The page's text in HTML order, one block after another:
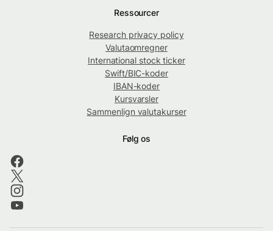
Ressourcer
Research privacy policy
Valutaomregner
International stock ticker
Swift/BIC-koder
IBAN-koder
Kursvarsler
Sammenlign valutakurser
Følg os